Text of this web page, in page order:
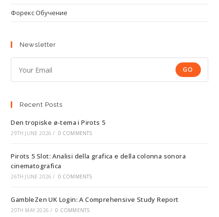
Форекс Обучение
Newsletter
GO
Recent Posts
Den tropiske ø-tema i Pirots 5
29TH JUNE 2026 / 0 COMMENTS
Pirots 5 Slot: Analisi della grafica e della colonna sonora
cinematografica
26TH JUNE 2026 / 0 COMMENTS
GambleZen UK Login: A Comprehensive Study Report
20TH MAY 2026 / 0 COMMENTS